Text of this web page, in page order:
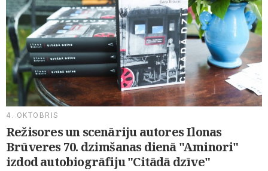
4. OKTOBRIS
Režisores un scenāriju autores Ilonas
Brūveres 70. dzimšanas dienā "Aminori"
izdod autobiogrāfiju "Citādā dzīve"